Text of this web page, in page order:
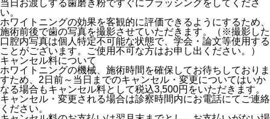
当日お渡しする歯磨き粉ですぐにブラッシングをしてくださ
い。
ホワイトニングの効果を客観的に評価できるようにするため、
施術前後で歯の写真を撮影させていただきます。（※撮影した
口腔内写真は個人特定不可能な状態で、学会・論文等使用する
ことがございます。ご使用不可な方はお申し出ください。）
キャンセル料について
ホワイトニングの機械、施術時間を確保してお待ちしておりま
すため、2日前～当日までのキャンセル・変更についてはいか
なる場合もキャンセル料として税込3,500円をいただきます。
キャンセル・変更される場合は診察時間内にお電話にてご連絡
ください。